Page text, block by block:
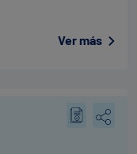
Ver más